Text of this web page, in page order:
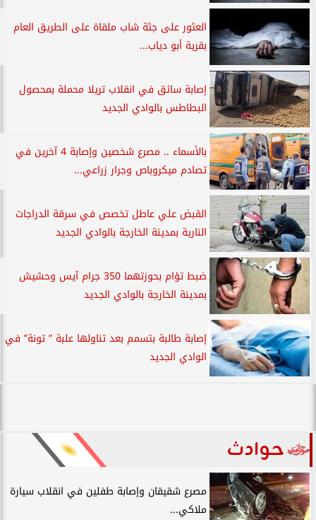
العثور على جثة شاب ملقاة على الطريق العام
بقرية أبو دياب...
إصابة سائق في انقلاب تريلا محملة بمحصول
البطاطس بالوادي الجديد
بالأسماء .. مصرع شخصين وإصابة 4 آخرين في
تصادم ميكروباص وجرار زراعي...
القبض علي عاطل تخصص في سرقة الدراجات
النارية بمدينة الخارجة بالوادي الجديد
ضبط تؤام بحوزتهما 350 جرام آيس وحشيش
بمدينة الخارجة بالوادي الجديد
إصابة طالبة بتسمم بعد تناولها علبة ” تونة” في
الوادي الجديد
حوادث
مصرع شقيقان وإصابة طفلين في انقلاب سيارة
ملاكي...